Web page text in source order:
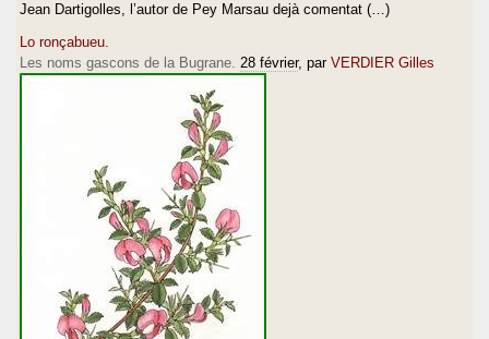
Jean Dartigolles, l’autor de Pey Marsau dejà comentat (…)
Lo ronçabueu.
Les noms gascons de la Bugrane. 28 février, par VERDIER Gilles